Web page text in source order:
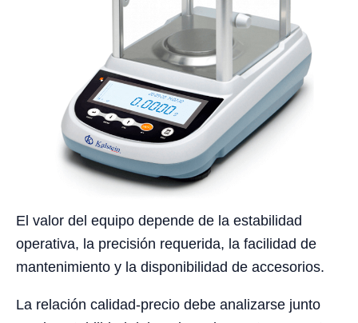
El valor del equipo depende de la estabilidad
operativa, la precisión requerida, la facilidad de
mantenimiento y la disponibilidad de accesorios.
La relación calidad-precio debe analizarse junto